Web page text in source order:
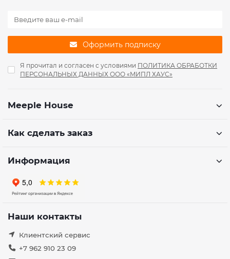
Оформить подписку
Я прочитал и согласен с условиями ПОЛИТИКА ОБРАБОТКИ
ПЕРСОНАЛЬНЫХ ДАННЫХ ООО «МИПЛ ХАУС»
Meeple House
Как сделать заказ
Информация
Наши контакты
Клиентский сервис
+7 962 910 23 09